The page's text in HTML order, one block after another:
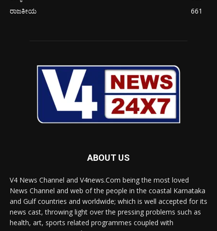
ರಾಜಕೀಯ
661
ABOUT US
V4 News Channel and V4news.Com being the most loved
News Channel and web of the people in the coastal Karnataka
and Gulf countries and worldwide; which is well accepted for its
news cast, throwing light over the pressing problems such as
health, art, sports related programmes coupled with